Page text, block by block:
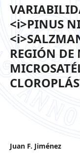
<i>PINUS
REGIÓN
Juan F. Jiménez